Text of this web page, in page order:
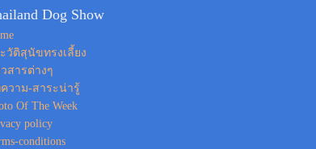
Dog Show
วัติสุนัขทรงเลี้ยง
สารต่างๆ
วาม-สาระน่ารู้
Of The Week
policy
conditions